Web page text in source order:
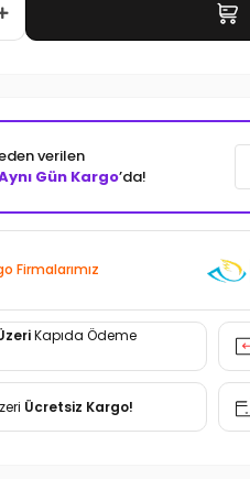
verilen
Gün Kargo’da!
Firmalarımız
Kapıda Ödeme
Ücretsiz Kargo!